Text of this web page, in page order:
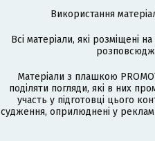
Використання
Всі матеріали, які розміщені
Матеріали з плашкою
поділяти погляди, які в них
участь у підготовці цього
судження, оприлюднені у